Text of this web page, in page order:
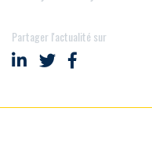
Partager l'actualité sur
Partager sur LinkedIn
Partager sur
Partager sur